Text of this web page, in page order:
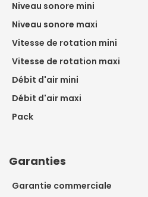
Niveau sonore mini
Niveau sonore maxi
Vitesse de rotation mini
Vitesse de rotation maxi
Débit d'air mini
Débit d'air maxi
Pack
Garanties
Garantie commerciale